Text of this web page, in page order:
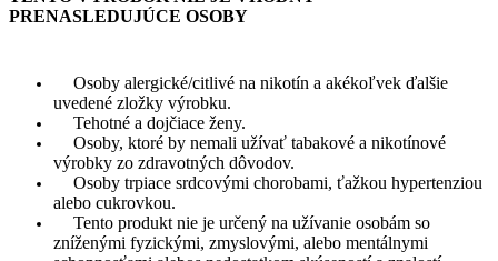
PRENASLEDUJÚCE OSOBY
Osoby alergické/citlivé na nikotín a akékoľvek ďalšie
uvedené zložky výrobku.
Tehotné a dojčiace ženy.
Osoby, ktoré by nemali užívať tabakové a nikotínové
výrobky zo zdravotných dôvodov.
Osoby trpiace srdcovými chorobami, ťažkou hypertenziou
alebo cukrovkou.
Tento produkt nie je určený na užívanie osobám so
zníženými fyzickými, zmyslovými, alebo mentálnymi